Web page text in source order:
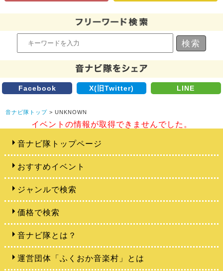
Facebook X(旧Twitter) LINE
音ナビ隊トップ > UNKNOWN
イベントの情報が取得できませんでした。
音ナビ隊トップページ
おすすめイベント
ジャンルで検索
価格で検索
音ナビ隊とは？
運営団体「ふくおか音楽村」とは